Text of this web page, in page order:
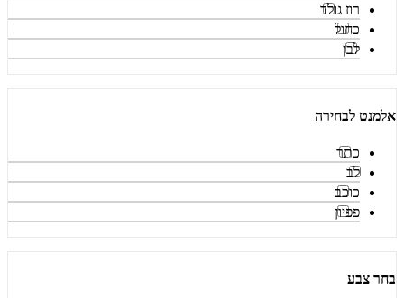
רוז גולד
כחול
לבן
אלמנט לבחירה
כתר
לב
כוכב
פפיון
בחר צבע